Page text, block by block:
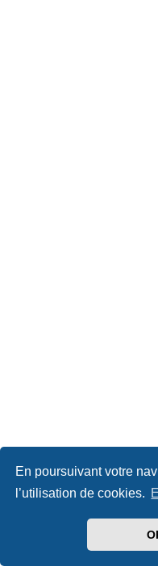
En poursuivant votre
l’utilisation de cookies.